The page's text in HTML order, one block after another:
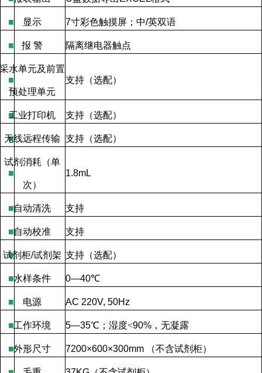
■ 显示 7寸彩色触摸屏；中/英双语
■ 报 警 隔离继电器触点
■
水单元及前置
预处理单元
支持（选配）
■
工业打印机 支持（选配）
■
无线远程传输 支持（选配）
■
试剂消耗（单
次）
1.8mL
■自动清洗 支持
■自动校准 支持
■
试剂柜/试剂架 支持（选配）
■水样条件 0—40℃
■ 电源 AC 220V, 50Hz
■工作环境 5—35℃；湿度<90% ，无凝露
■外形尺寸 7200×600×300mm （不含试剂柜）